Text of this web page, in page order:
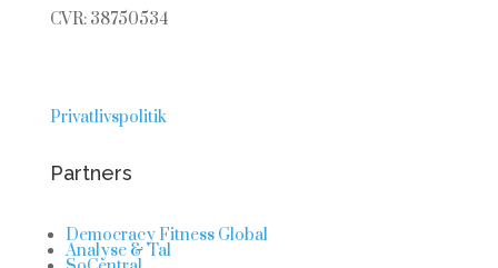
CVR: 38750534
Privatlivspolitik
Partners
Democracy Fitness Global
Analyse & Tal